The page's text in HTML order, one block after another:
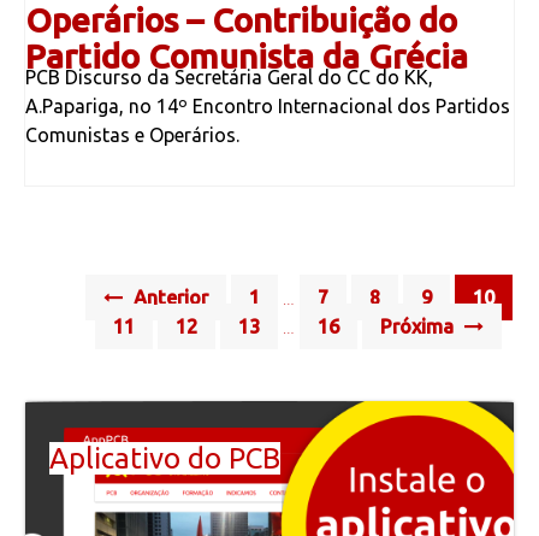
Operários – Contribuição do
Partido Comunista da Grécia
PCB Discurso da Secretária Geral do CC do KK,
A.Papariga, no 14º Encontro Internacional dos Partidos
Comunistas e Operários.
navigation
Anterior 1 7 8 9
10
11
12 13 16 Próxima
Aplicativo do PCB